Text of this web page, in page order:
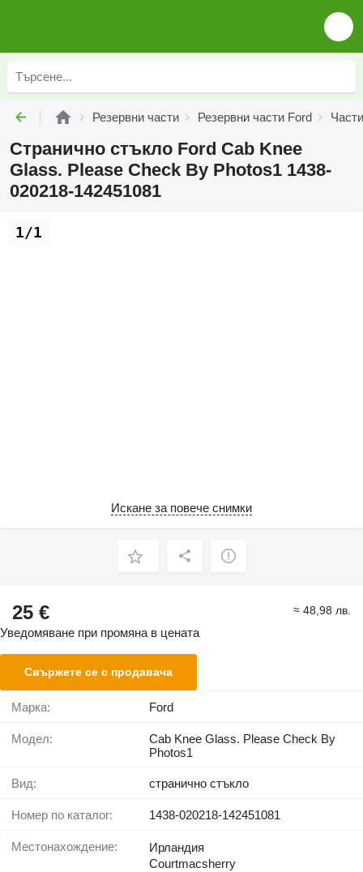
Резервни части Резервни части Ford
Странично стъкло Ford Cab Knee
Glass. Please Check By Photos1 1438-
020218-142451081
1/1
Искане за повече снимки
25 € ≈ 48,98 лв.
Уведомяване при промяна в цената
Свържете се с продавача
Марка: Ford
Модел:
Cab Knee Glass. Please Check By
Photos1
Вид: странично стъкло
Номер по каталог: 1438-020218-142451081
Местонахождение:
Ирландия
Courtmacsherry